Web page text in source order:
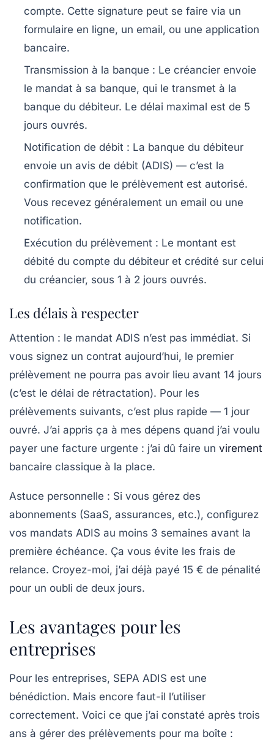
compte. Cette signature peut se faire via un
formulaire en ligne, un email, ou une application
bancaire.
Transmission à la banque : Le créancier envoie
le mandat à sa banque, qui le transmet à la
banque du débiteur. Le délai maximal est de 5
jours ouvrés.
Notification de débit : La banque du débiteur
envoie un avis de débit (ADIS) — c’est la
confirmation que le prélèvement est autorisé.
Vous recevez généralement un email ou une
notification.
Exécution du prélèvement : Le montant est
débité du compte du débiteur et crédité sur celui
du créancier, sous 1 à 2 jours ouvrés.
Les délais à respecter
Attention : le mandat ADIS n’est pas immédiat. Si
vous signez un contrat aujourd’hui, le premier
prélèvement ne pourra pas avoir lieu avant 14 jours
(c’est le délai de rétractation). Pour les
prélèvements suivants, c’est plus rapide — 1 jour
ouvré. J’ai appris ça à mes dépens quand j’ai voulu
payer une facture urgente : j’ai dû faire un virement
bancaire classique à la place.
Astuce personnelle : Si vous gérez des
abonnements (SaaS, assurances, etc.), configurez
vos mandats ADIS au moins 3 semaines avant la
première échéance. Ça vous évite les frais de
relance. Croyez-moi, j’ai déjà payé 15 € de pénalité
pour un oubli de deux jours.
Les avantages pour les
entreprises
Pour les entreprises, SEPA ADIS est une
bénédiction. Mais encore faut-il l’utiliser
correctement. Voici ce que j’ai constaté après trois
ans à gérer des prélèvements pour ma boîte :